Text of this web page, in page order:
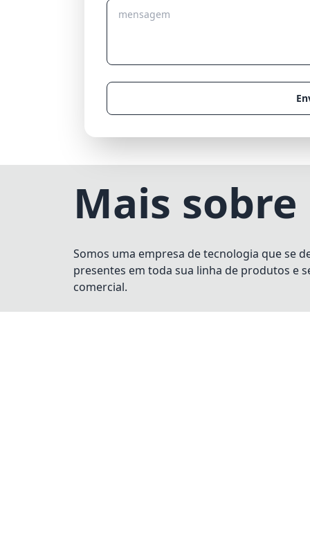
Mais
Somos uma empresa de tecnologia que se
presentes em toda sua linha de produtos e
comercial.